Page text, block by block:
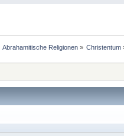
Abrahamitische Religionen» Christentum